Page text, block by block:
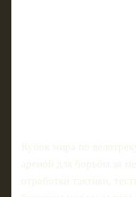
Кубок мира по
ареной для борьбы за
отработки тактики,